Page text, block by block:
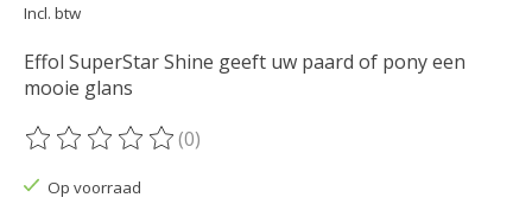
Incl. btw
Effol SuperStar Shine geeft uw paard of pony een
mooie glans
De beoordeling van dit product is
(0)
Op voorraad